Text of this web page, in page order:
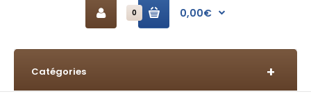
0 0,00€
Catégories